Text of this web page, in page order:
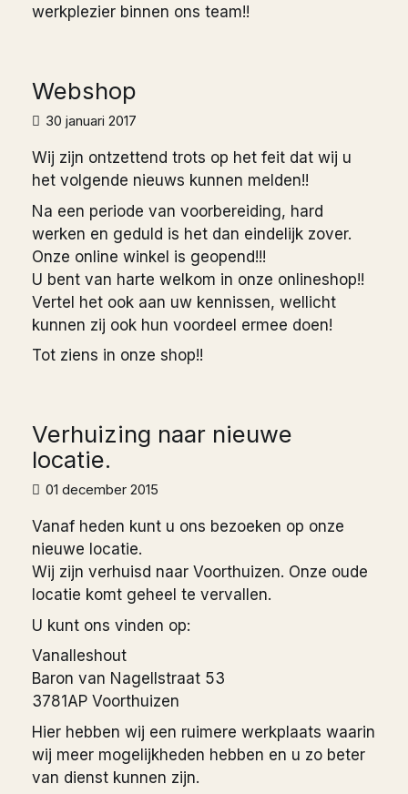
werkplezier binnen ons team!!
Webshop
30 januari 2017
Wij zijn ontzettend trots op het feit dat wij u
het volgende nieuws kunnen melden!!
Na een periode van voorbereiding, hard
werken en geduld is het dan eindelijk zover.
Onze online winkel is geopend!!!
U bent van harte welkom in onze onlineshop!!
Vertel het ook aan uw kennissen, wellicht
kunnen zij ook hun voordeel ermee doen!
Tot ziens in onze shop!!
Verhuizing naar nieuwe
locatie.
01 december 2015
Vanaf heden kunt u ons bezoeken op onze
nieuwe locatie.
Wij zijn verhuisd naar Voorthuizen. Onze oude
locatie komt geheel te vervallen.
U kunt ons vinden op:
Vanalleshout
Baron van Nagellstraat 53
3781AP Voorthuizen
Hier hebben wij een ruimere werkplaats waarin
wij meer mogelijkheden hebben en u zo beter
van dienst kunnen zijn.